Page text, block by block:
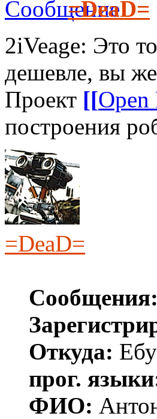
=DeaD=
2iVeage: Это
дешевле, вы
Проект [[Open
построения
=DeaD=
Сообщения:
Откуда:
прог.
ФИО: